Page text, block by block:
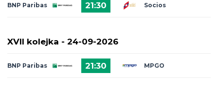
BNP Paribas 21:30 Socios
XVII kolejka - 24-09-2026
BNP Paribas 21:30 MPGO